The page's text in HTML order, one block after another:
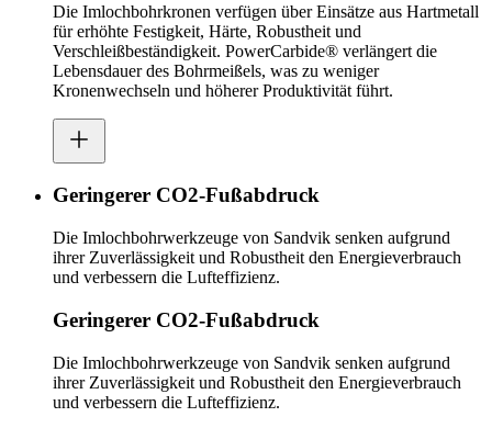
Die Imlochbohrkronen verfügen über Einsätze aus Hartmetall
für erhöhte Festigkeit, Härte, Robustheit und
Verschleißbeständigkeit. PowerCarbide® verlängert die
Lebensdauer des Bohrmeißels, was zu weniger
Kronenwechseln und höherer Produktivität führt.
Geringerer CO2-Fußabdruck
Die Imlochbohrwerkzeuge von Sandvik senken aufgrund
ihrer Zuverlässigkeit und Robustheit den Energieverbrauch
und verbessern die Lufteffizienz.
Geringerer CO2-Fußabdruck
Die Imlochbohrwerkzeuge von Sandvik senken aufgrund
ihrer Zuverlässigkeit und Robustheit den Energieverbrauch
und verbessern die Lufteffizienz.